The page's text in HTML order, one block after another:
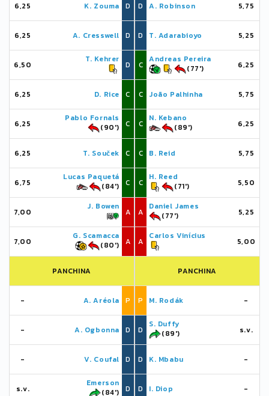
6,25 K. Zouma D
6,25 A. Cresswell D
6,50
T. Kehrer
D
6,25 D. Rice C
6,25
Pablo Fornals
(90')
C
6,25 T. Souček C
6,75
Lucas Paquetá
(84')
C
7,00
J. Bowen
A
7,00
G. Scamacca
(80')
A
PANCHINA
- A. Aréola P
- A. Ogbonna D
- V. Coufal D
s.v.
Emerson
(84')
D
D A. Robinson 5,75
D T. Adarabioyo 5,25
C
Andreas Pereira
(77')
6,25
C João Palhinha 5,75
C
N. Kebano
(89')
6,25
C B. Reid 5,75
C
H. Reed
(71')
5,50
A
Daniel James
(77')
5,25
A
Carlos Vinícius
5,00
PANCHINA
P M. Rodák -
D
S. Duffy
(89')
s.v.
D K. Mbabu -
D I. Diop -